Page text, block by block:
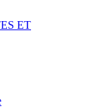
ET